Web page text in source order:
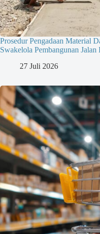
Prosedur Pengadaan Material
Swakelola Pembangunan Jalan
27 Juli 2026